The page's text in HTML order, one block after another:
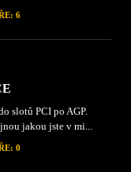
6
slotů PCI po AGP.
jakou jste v mi...
0